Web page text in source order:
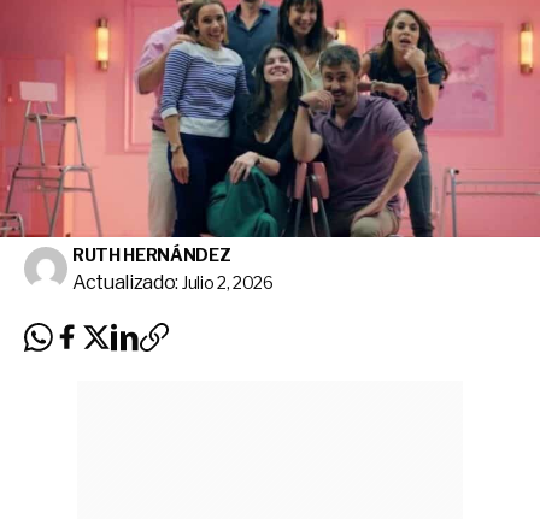
RUTH HERNÁNDEZ
Actualizado: Julio 2, 2026